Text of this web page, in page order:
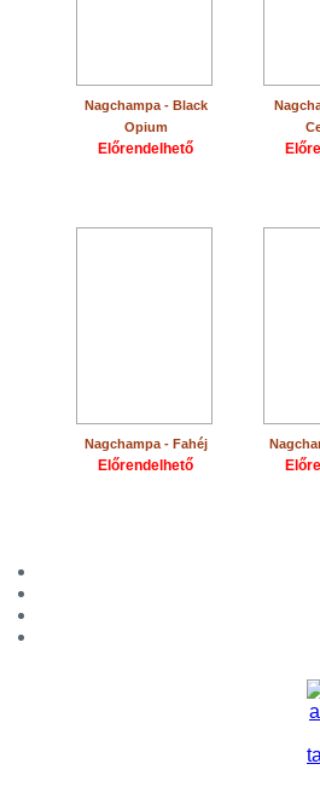
Nagchampa - Black
Opium
Előrendelhető
Nagchampa - Fahéj
Előrendelhető